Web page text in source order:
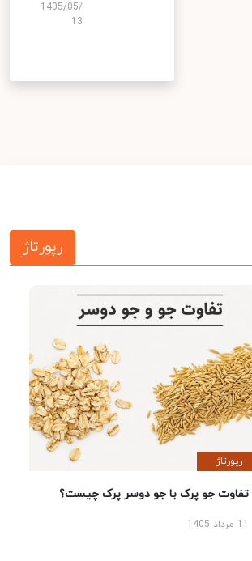
1405/05/
13
رپورتاژ
رپورتاژ
تفاوت جو پرک با جو دوسر پرک چیست؟